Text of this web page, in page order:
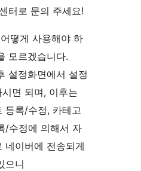
터로 문의 주세요!
떻게 사용해야 하
모르겠습니다.
설정화면에서 설정
시면 되며, 이후는
등록/수정, 카테고
/수정에 의해서 자
네이버에 전송되게
으니